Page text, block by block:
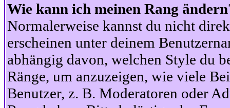
Wie kann ich meinen Rang
Normalerweise kannst du nicht
erscheinen unter deinem
abhängig davon, welchen Style du
Ränge, um anzuzeigen, wie viele
Benutzer, z. B. Moderatoren oder